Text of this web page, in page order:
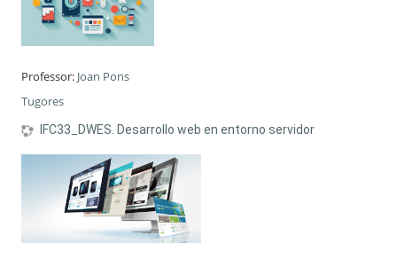
Professor: Joan Pons
Tugores
IFC33_DWES. Desarrollo web en entorno servidor